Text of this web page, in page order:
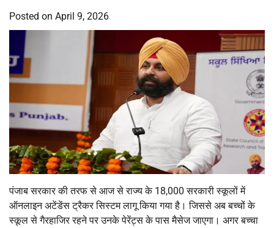
Posted on April 9, 2026
पंजाब सरकार की तरफ से आज से राज्य के 18,000 सरकारी स्कूलों में
ऑनलाइन अटेंडेंस ट्रैकर सिस्टम लागू किया गया है। जिससे अब बच्चों के
स्कूल से गैरहाजिर रहने पर उनके पेरेंट्स के पास मैसेज जाएगा। अगर बच्चा